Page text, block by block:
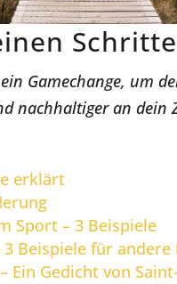
Gamechange, um
nachhaltiger an dein
erklärt
Sport – 3 Beispiele
Beispiele für andere
Ein Gedicht von